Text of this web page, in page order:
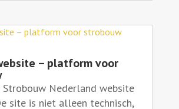
– platform voor
Strobouw Nederland website
site is niet alleen technisch,